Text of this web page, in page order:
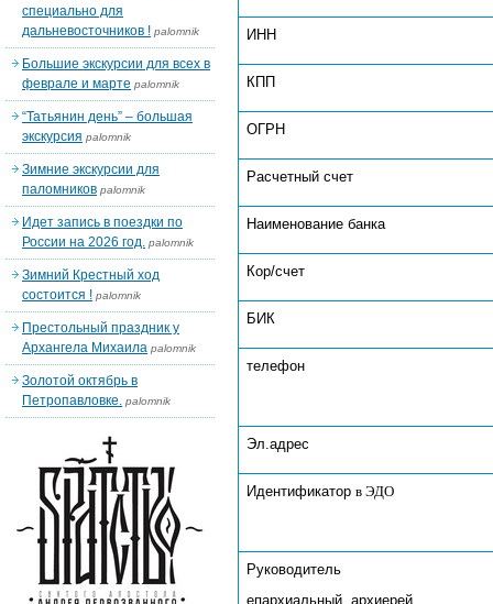
ИНН
КПП
ОГРН
Расчетный счет
Наименование банка
Кор/счет
БИК
телефон
Эл.адрес
Идентификатор в ЭДО
Руководитель
епархиальный архиерей
специально для
дальневосточников ! palomnik
Большие экскурсии для всех в
феврале и марте palomnik
“Татьянин день” – большая
экскурсия palomnik
Зимние экскурсии для
паломников palomnik
Идет запись в поездки по
России на 2026 год. palomnik
Зимний Крестный ход
состоится ! palomnik
Престольный праздник у
Архангела Михаила palomnik
Золотой октябрь в
Петропавловке. palomnik